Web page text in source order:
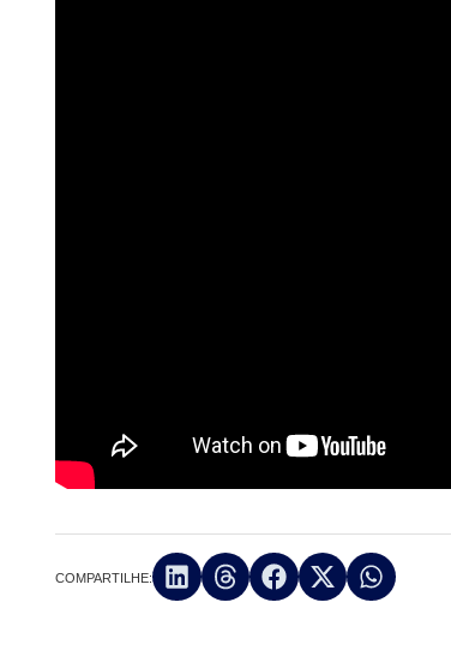
COMPARTILHE: